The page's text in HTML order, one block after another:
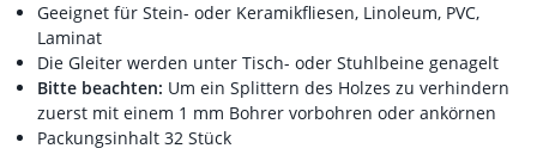
Geeignet für Stein- oder Keramikfliesen, Linoleum, PVC,
Laminat
Die Gleiter werden unter Tisch- oder Stuhlbeine genagelt
Bitte beachten: Um ein Splittern des Holzes zu verhindern
zuerst mit einem 1 mm Bohrer vorbohren oder ankörnen
Packungsinhalt 32 Stück